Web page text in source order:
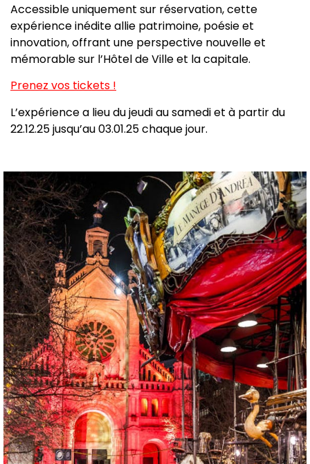
Accessible uniquement sur réservation, cette
expérience inédite allie patrimoine, poésie et
innovation, offrant une perspective nouvelle et
mémorable sur l’Hôtel de Ville et la capitale.
Prenez vos tickets !
L’expérience a lieu du jeudi au samedi et à partir du
22.12.25 jusqu’au 03.01.25 chaque jour.